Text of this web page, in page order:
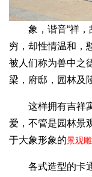
象，谐音“祥，
穷，却性情温和，
被人们称为兽中之
梁，府邸，园林及
这样拥有吉祥寓
爱，不管是园林景
于大象形象的景观
各式造型的卡通